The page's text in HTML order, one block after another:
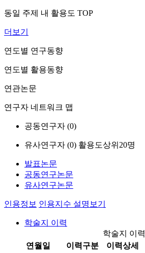
동일 주제 내 활용도 TOP
더보기
연도별 연구동향
연도별 활용동향
연관논문
연구자 네트워크 맵
공동연구자 (0)
유사연구자 (0) 활용도상위20명
발표논문
공동연구논문
유사연구논문
인용정보 인용지수 설명보기
학술지 이력
학술지 이력
연월일
이력구분 이력상세